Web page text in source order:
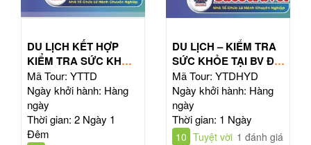
DU LỊCH KẾT HỢP
KIỂM TRA SỨC KHỎE
TOÀN DIỆN
Mã Tour: YTTD
Ngày khởi hành: Hàng
ngày
Thời gian: 2 Ngày 1
Đêm
DU LỊCH – KIỂM TRA
SỨC KHỎE TẠI BV ĐẠI
HỌC Y DƯỢC TPHCM
Mã Tour: YTDHYD
Ngày khởi hành: Hàng
ngày
Thời gian: 1 Ngày
10 Tuyệt vời 1 đánh giá